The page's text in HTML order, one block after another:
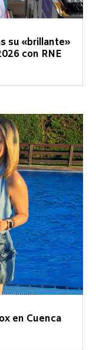
su «brillante»
con RNE
en Cuenca